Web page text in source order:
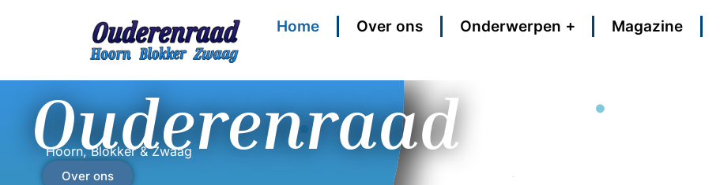
Home Over ons Onderwerpen Magazine
Ouderenraad
Hoorn, Blokker & Zwaag
Over ons